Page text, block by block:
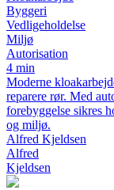
Byggeri
Vedligeholdelse
Miljø
Autorisation
4 min
Moderne
reparere rør. Med
forebyggelse sikres
og miljø.
Alfred Kjeldsen
Alfred
Kjeldsen